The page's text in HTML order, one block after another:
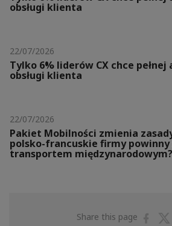
obsługi klienta
22/07/2026
Tylko 6% liderów CX chce
obsługi klienta
22/07/2026
Pakiet Mobilności zmienia
polsko-francuskie firmy
transportem międzynarodowym?
Share this page